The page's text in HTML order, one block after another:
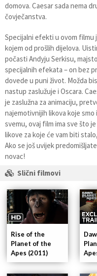
domova. Caesar sada nema
čovječanstva.
Specijalni efekti u ovom filmu
kojem od prošlih dijelova.
počasti Andyju Serkisu,
specijalnih efekata – on bez
dovede u puni život. Možda
nastup zaslužuje i Oscara.
je zaslužna za animaciju,
najemotivnijih likova koje
svemu, ovaj film ima sve što
likove za koje će vam biti
Ako se još uvijek
novac!
Slični filmovi
Rise of the
Planet of the
Apes (2011)